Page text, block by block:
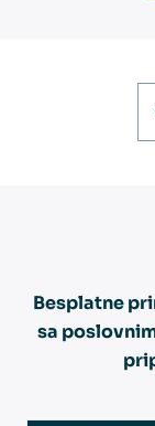
Besplatne
sa